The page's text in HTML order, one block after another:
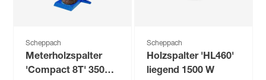
Scheppach
Meterholzspalter
'Compact 8T' 3500
Scheppach
Holzspalter 'HL460'
liegend 1500 W